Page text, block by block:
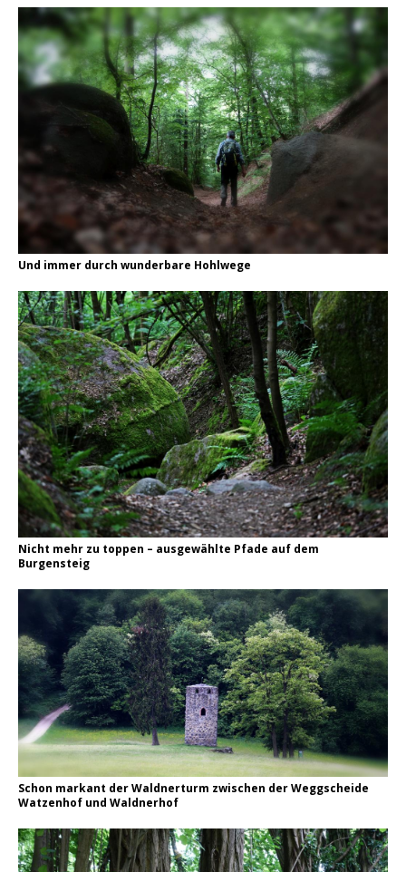
Und immer durch wunderbare Hohlwege
Nicht mehr zu toppen – ausgewählte Pfade auf dem
Burgensteig
Schon markant der Waldnerturm zwischen der Weggscheide
Watzenhof und Waldnerhof